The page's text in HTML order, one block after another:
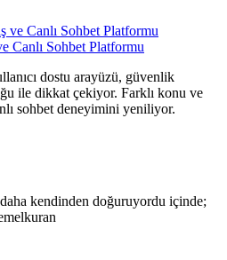
Canlı Sohbet Platformu
dostu arayüzü, güvenlik
ile dikkat çekiyor. Farklı konu ve
sohbet deneyimini yeniliyor.
kendinden doğuruyordu içinde;